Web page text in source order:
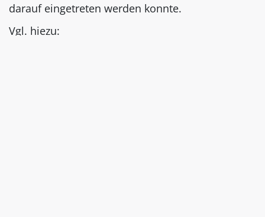
darauf eingetreten werden konnte.
Vgl. hiezu: